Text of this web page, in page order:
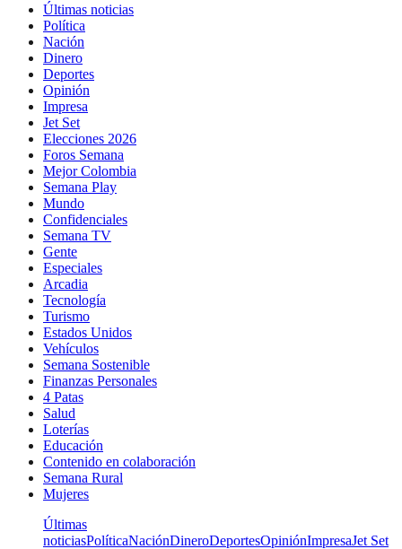
Últimas noticias
Política
Nación
Dinero
Deportes
Opinión
Impresa
Jet Set
Elecciones 2026
Foros Semana
Mejor Colombia
Semana Play
Mundo
Confidenciales
Semana TV
Gente
Especiales
Arcadia
Tecnología
Turismo
Estados Unidos
Vehículos
Semana Sostenible
Finanzas Personales
4 Patas
Salud
Loterías
Educación
Contenido en colaboración
Semana Rural
Mujeres
Últimas
noticiasPolíticaNaciónDineroDeportesOpiniónImpresaJet Set